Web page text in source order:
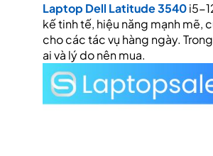
Laptop Dell Latitude 3540i5-
kế tinh tế, hiệu năng mạnh
cho các tác vụ hàng ngày.
ai và lý do nên mua.